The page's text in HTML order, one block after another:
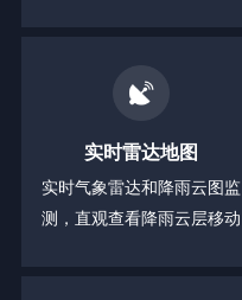
实时雷达地图
实时气象雷达和降雨云图监
测，直观查看降雨云层移动